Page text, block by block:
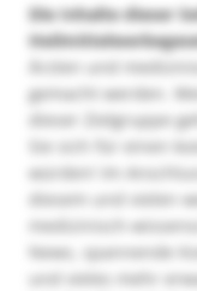
Die Inhalte dieser
Ärzten und
gemacht werden.
dieser Zielgruppe
Sie sich für einen
würden! Im
diesem und vielen
medizinisch-
News, spannende
und vieles mehr